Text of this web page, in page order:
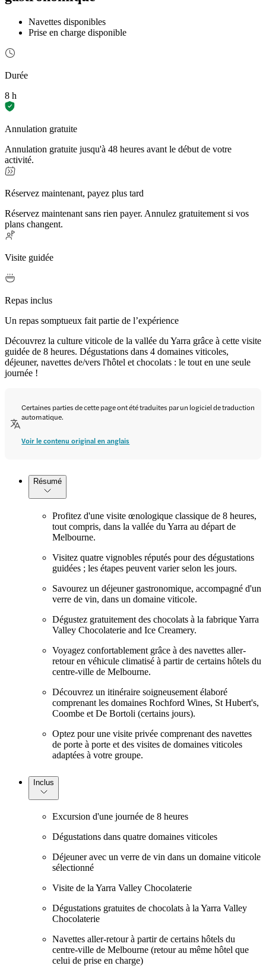
Navettes disponibles
Prise en charge disponible
Durée
8 h
Annulation gratuite
Annulation gratuite jusqu'à 48 heures avant le début de votre
activité.
Réservez maintenant, payez plus tard
Réservez maintenant sans rien payer. Annulez gratuitement si vos
plans changent.
Visite guidée
Repas inclus
Un repas somptueux fait partie de l’expérience
Découvrez la culture viticole de la vallée du Yarra grâce à cette visite
guidée de 8 heures. Dégustations dans 4 domaines viticoles,
déjeuner, navettes de/vers l'hôtel et chocolats : le tout en une seule
journée !
Certaines parties de cette page ont été traduites par un logiciel de traduction
automatique.
Voir le contenu original en anglais
Résumé
Profitez d'une visite œnologique classique de 8 heures,
tout compris, dans la vallée du Yarra au départ de
Melbourne.
Visitez quatre vignobles réputés pour des dégustations
guidées ; les étapes peuvent varier selon les jours.
Savourez un déjeuner gastronomique, accompagné d'un
verre de vin, dans un domaine viticole.
Dégustez gratuitement des chocolats à la fabrique Yarra
Valley Chocolaterie and Ice Creamery.
Voyagez confortablement grâce à des navettes aller-
retour en véhicule climatisé à partir de certains hôtels du
centre-ville de Melbourne.
Découvrez un itinéraire soigneusement élaboré
comprenant les domaines Rochford Wines, St Hubert's,
Coombe et De Bortoli (certains jours).
Optez pour une visite privée comprenant des navettes
de porte à porte et des visites de domaines viticoles
adaptées à votre groupe.
Inclus
Excursion d'une journée de 8 heures
Dégustations dans quatre domaines viticoles
Déjeuner avec un verre de vin dans un domaine viticole
sélectionné
Visite de la Yarra Valley Chocolaterie
Dégustations gratuites de chocolats à la Yarra Valley
Chocolaterie
Navettes aller-retour à partir de certains hôtels du
centre-ville de Melbourne (retour au même hôtel que
celui de prise en charge)